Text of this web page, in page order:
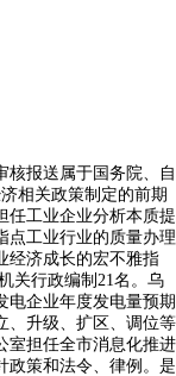
报送属于国务院、自
相关政策制定的前期
任工业企业分析本质提
点工业行业的质量办理
经济成长的宏不雅指
关行政编制21名。乌
电企业年度发电量预期
、升级、扩区、调位等
室担任全市消息化推进
政策和法令、律例。是